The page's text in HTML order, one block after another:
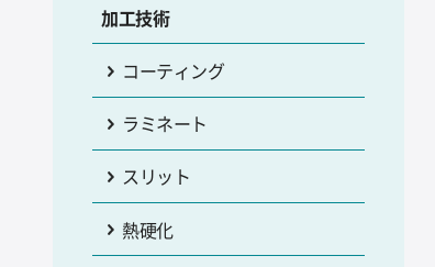
加工技術
コーティング
ラミネート
スリット
熱硬化